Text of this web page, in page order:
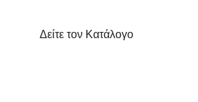
Δείτε τον Κατάλογο